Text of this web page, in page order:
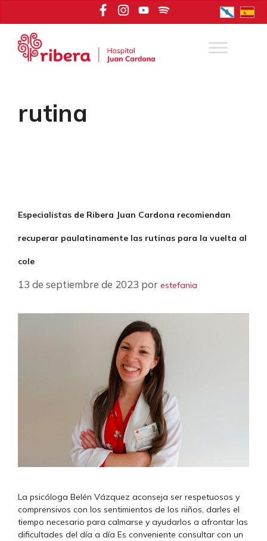
contenido
rutina
Especialistas de Ribera Juan Cardona recomiendan
recuperar paulatinamente las rutinas para la vuelta al
cole
13 de septiembre de 2023 por estefania
La psicóloga Belén Vázquez aconseja ser respetuosos y
comprensivos con los sentimientos de los niños, darles el
tiempo necesario para calmarse y ayudarlos a afrontar las
dificultades del día a día Es conveniente consultar con un